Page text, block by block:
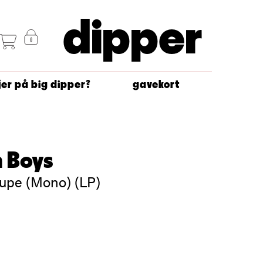
dipper
på big dipper? gavekort
Boys
(Mono) (LP)